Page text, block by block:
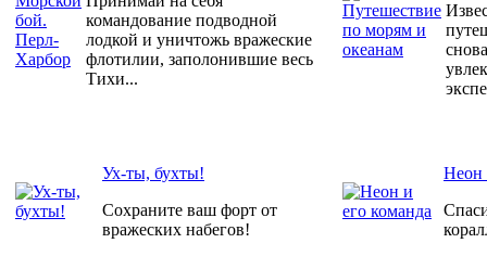
командование подводной
лодкой и уничтожь вражеские
флотилии, заполонившие весь
Тихи...
Ух-ты, бухты!
Сохраните ваш форт от
вражеских набегов!
Неон